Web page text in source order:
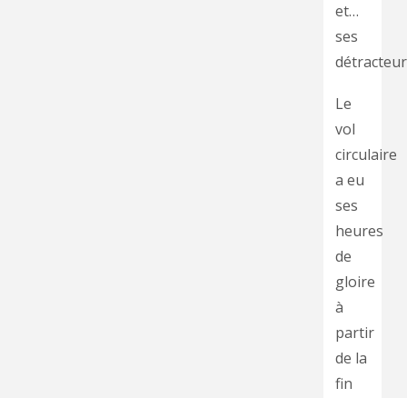
et…
ses
Le
vol
circulaire
a eu
ses
heures
de
gloire
à
partir
de la
fin